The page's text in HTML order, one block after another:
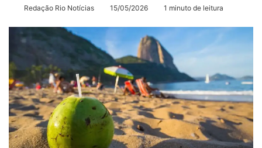
Redação Rio Notícias 15/05/2026 1 minuto de leitura